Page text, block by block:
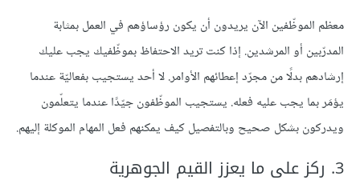
معظم الموظّفين الآن يريدون أن يكون رؤساؤهم في العمل بمثابة
المدرّبين أو المرشدين. إذا كنت تريد الاحتفاظ بموظّفيك يجب عليك
إرشادهم بدلًا من مجرّد إعطائهم الأوامر. لا أحد يستجيب بفعاليّة عندما
يؤمَر بما يجب عليه فعله. يستجيب الموظّفون جيّدًا عندما يتعلّمون
ويدركون بشكل صحيح وبالتفصيل كيف يمكنهم فعل المهام الموكلة إليهم.
3. ركز على ما يعزز القيم الجوهرية